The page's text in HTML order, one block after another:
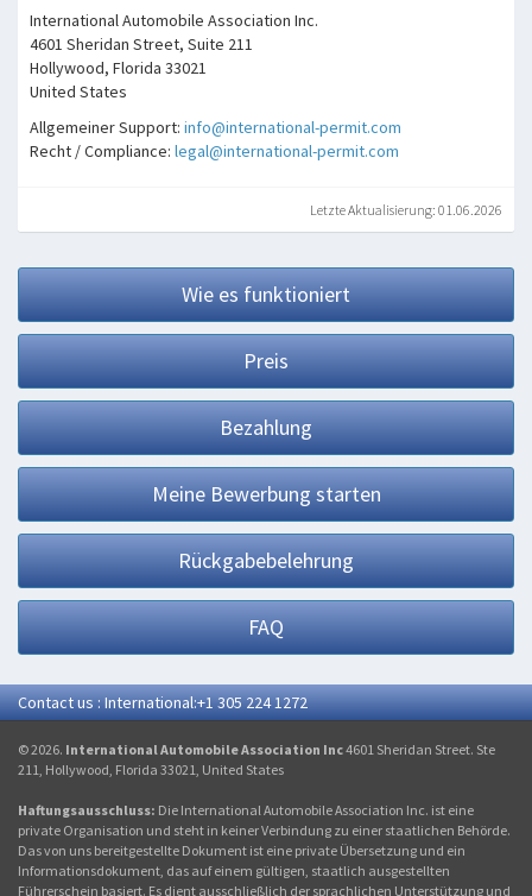
International Automobile Association Inc.
4601 Sheridan Street, Suite 211
Hollywood, Florida 33021
United States
Allgemeiner Support: info@international-permit.com
Recht / Compliance: legal@international-permit.com
Letzte Aktualisierung: 01.06.2026
Wie es funktioniert
Preis
Bezahlung
Meine Bewerbung starten
Rückgabebelehrung
FAQ
Contact us : International:+1 305 224 1272
© 2026. International Automobile Association Inc4601 Sheridan Street. Ste
211, Hollywood, Florida 33021, United States
Haftungsausschluss: Die International Automobile Association Inc. ist eine
private Organisation und steht in keiner Verbindung zu einer staatlichen Behörde.
Das von uns bereitgestellte Dokument ist eine private Übersetzung und ein
Informationsdokument, das auf einem gültigen, staatlich ausgestellten
Führerschein basiert. Es dient ausschließlich der sprachlichen Unterstützung und